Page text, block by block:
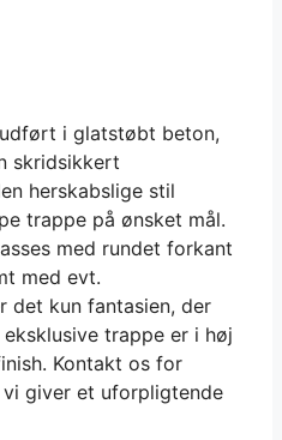
i glatstøbt beton,
skridsikkert
herskabslige stil
trappe på ønsket mål.
med rundet forkant
med evt.
det kun fantasien, der
trappe er i høj
Kontakt os for
giver et uforpligtende